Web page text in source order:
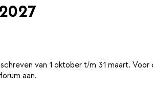
van 1 oktober t/m 31 maart.
aan.